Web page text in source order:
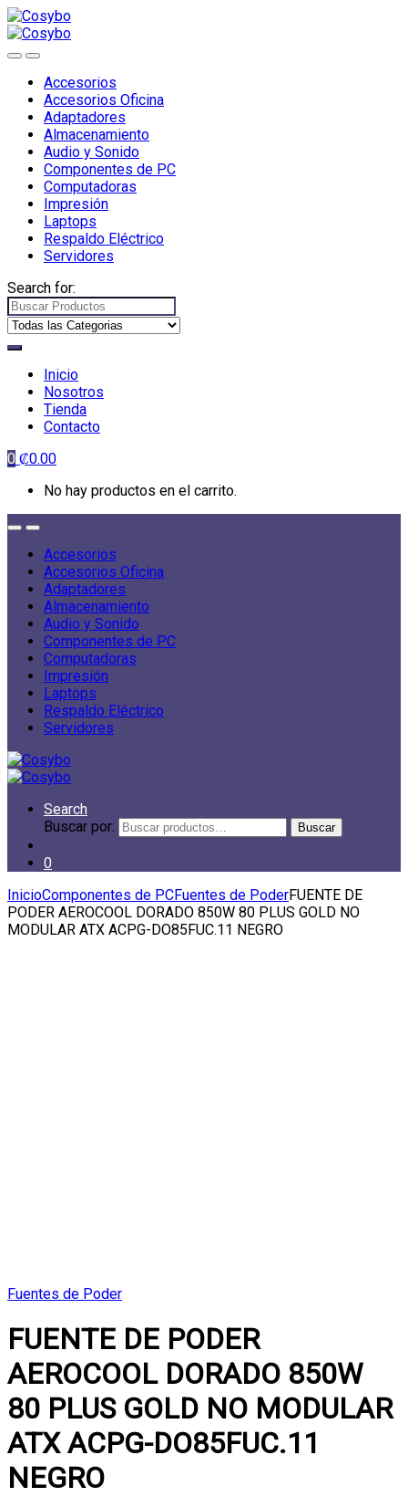
Accesorios
Accesorios Oficina
Adaptadores
Almacenamiento
Audio y Sonido
Componentes de PC
Computadoras
Impresión
Laptops
Respaldo Eléctrico
Servidores
Search for:
Inicio
Nosotros
Tienda
Contacto
0 ₡0.00
No hay productos en el carrito.
Accesorios
Accesorios Oficina
Adaptadores
Almacenamiento
Audio y Sonido
Componentes de PC
Computadoras
Impresión
Laptops
Respaldo Eléctrico
Servidores
Search
Buscar por:
Buscar
0
InicioComponentes de PCFuentes de PoderFUENTE DE
PODER AEROCOOL DORADO 850W 80 PLUS GOLD NO
MODULAR ATX ACPG-DO85FUC.11 NEGRO
Fuentes de Poder
FUENTE DE PODER
AEROCOOL DORADO 850W
80 PLUS GOLD NO MODULAR
ATX ACPG-DO85FUC.11
NEGRO